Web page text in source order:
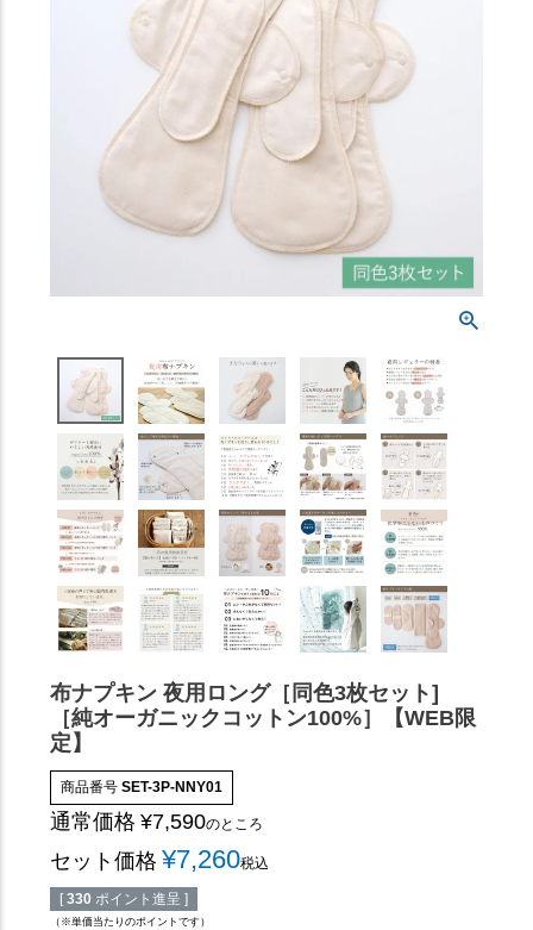
布ナプキン 夜用ロング［同色3枚セット]
［純オーガニックコットン100%］【WEB限
定】
商品番号 SET-3P-NNY01
通常価格 ¥7,590のところ
セット価格 ¥7,260税込
[ 330 ポイント進呈 ]
（※単価当たりのポイントです）